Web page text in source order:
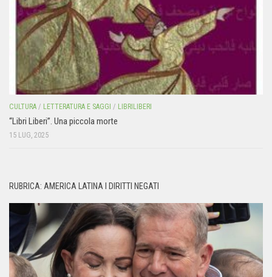
CULTURA / LETTERATURA E SAGGI / LIBRILIBERI
“Libri Liberi”. Una piccola morte
15 LUG, 2025
RUBRICA: AMERICA LATINA I DIRITTI NEGATI